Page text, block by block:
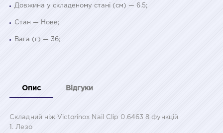
Довжина у складеному стані (см) — 6.5;
Стан — Нове;
Вага (г) — 36;
Опис Відгуки
Складний ніж Victorinox Nail Clip 0.6463 8 функцій
1. Лезо